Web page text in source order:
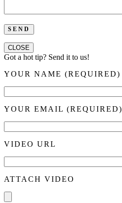
CLOSE
Got a hot tip? Send it to us!
YOUR NAME (REQUIRED)
YOUR EMAIL (REQUIRED)
VIDEO URL
ATTACH VIDEO